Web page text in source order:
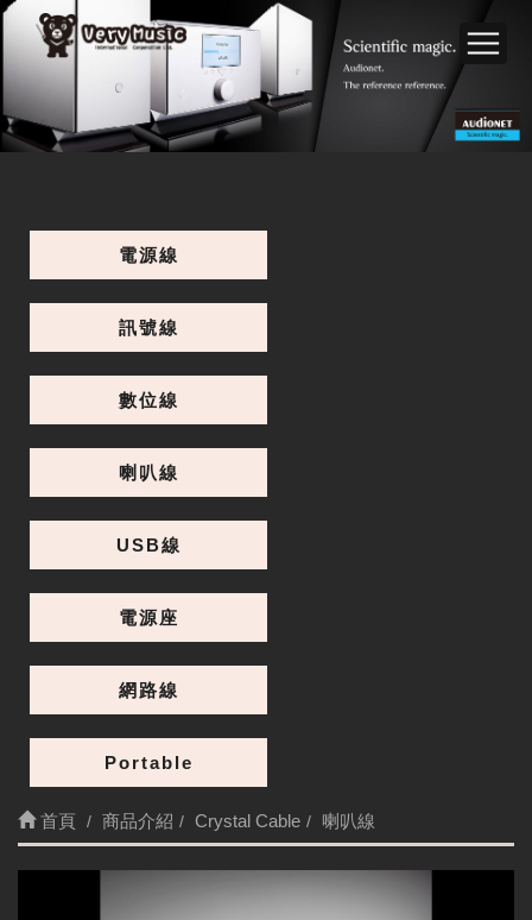
電源線
訊號線
數位線
喇叭線
USB線
電源座
網路線
Portable
首頁 商品介紹 Crystal Cable 喇叭線